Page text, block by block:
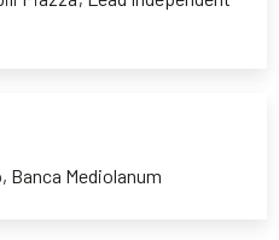
Mediolanum